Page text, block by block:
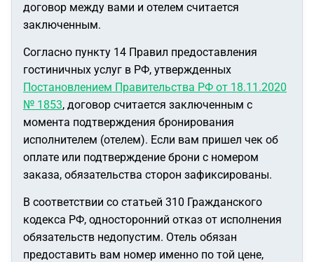
договор между вами и отелем считается
заключенным.
Согласно пункту 14 Правил предоставления
гостиничных услуг в РФ, утвержденных
Постановлением Правительства РФ от 18.11.2020
№ 1853, договор считается заключенным с
момента подтверждения бронирования
исполнителем (отелем). Если вам пришел чек об
оплате или подтверждение брони с номером
заказа, обязательства сторон зафиксированы.
В соответствии со статьей 310 Гражданского
кодекса РФ, односторонний отказ от исполнения
обязательств недопустим. Отель обязан
предоставить вам номер именно по той цене,